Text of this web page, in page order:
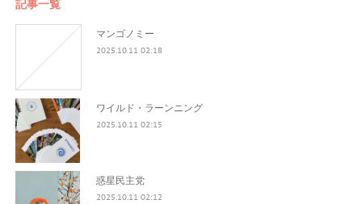
記事一覧
マンゴノミー
2025.10.11 02:18
ワイルド・ラーンニング
2025.10.11 02:15
惑星民主党
2025.10.11 02:12